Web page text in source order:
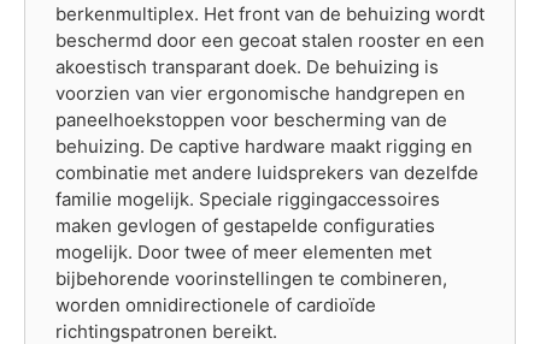
berkenmultiplex. Het front van de behuizing wordt
beschermd door een gecoat stalen rooster en een
akoestisch transparant doek. De behuizing is
voorzien van vier ergonomische handgrepen en
paneelhoekstoppen voor bescherming van de
behuizing. De captive hardware maakt rigging en
combinatie met andere luidsprekers van dezelfde
familie mogelijk. Speciale riggingaccessoires
maken gevlogen of gestapelde configuraties
mogelijk. Door twee of meer elementen met
bijbehorende voorinstellingen te combineren,
worden omnidirectionele of cardioïde
richtingspatronen bereikt.